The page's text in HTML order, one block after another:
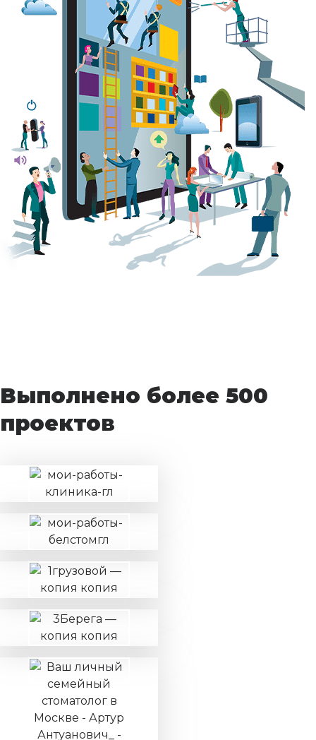
Выполнено более 500
проектов